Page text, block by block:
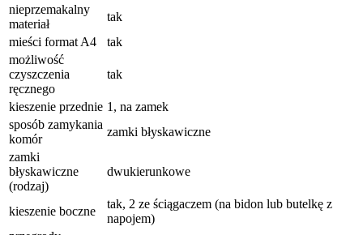
nieprzemakalny
materiał
tak
mieści format A4
tak
możliwość
czyszczenia
ręcznego
tak
kieszenie przednie 1, na zamek
sposób zamykania
komór
zamki błyskawiczne
zamki
błyskawiczne
(rodzaj)
dwukierunkowe
kieszenie boczne
tak, 2 ze ściągaczem (na bidon lub butelkę z
napojem)